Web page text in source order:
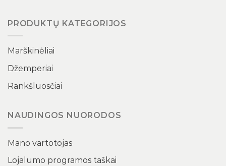
PRODUKTŲ KATEGORIJOS
Marškinėliai
Džemperiai
Rankšluosčiai
NAUDINGOS NUORODOS
Mano vartotojas
Lojalumo programos taškai